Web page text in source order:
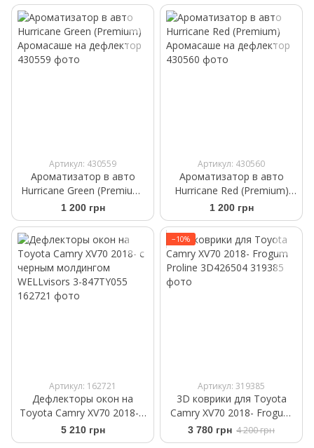
Артикул: 430559
Ароматизатор в авто
Hurricane Green (Premium)
Аромасаше на дефлектор
1 200 грн
Артикул: 430560
Ароматизатор в авто
Hurricane Red (Premium)
Аромасаше на дефлектор
1 200 грн
Артикул: 162721
Дефлекторы окон на
Toyota Camry XV70 2018- с
черным молдингом
WELLvisors 3-847TY055
5 210 грн
−10%
Артикул: 319385
3D коврики для Toyota
Camry XV70 2018- Frogum
Proline 3D426504
3 780 грн 4 200 грн